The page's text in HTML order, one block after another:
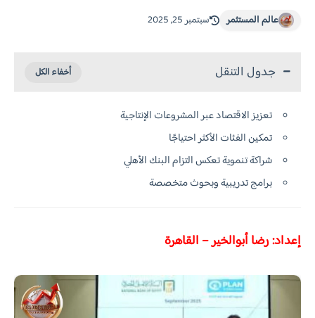
عالم المستثمر سبتمبر 25, 2025
جدول التنقل
تعزيز الاقتصاد عبر المشروعات الإنتاجية
تمكين الفئات الأكثر احتياجًا
شراكة تنموية تعكس التزام البنك الأهلي
برامج تدريبية وبحوث متخصصة
إعداد: رضا أبوالخير – القاهرة